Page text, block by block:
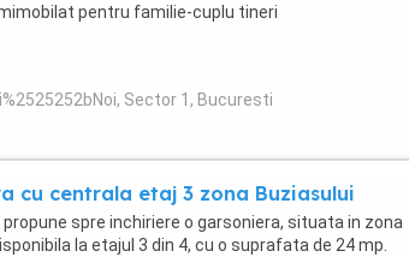
pentru familie-cuplu tineri
Sector 1, Bucuresti
cu centrala etaj 3 zona Buziasului
propune spre inchiriere o garsoniera, situata in zona
la etajul 3 din 4, cu o suprafata de 24 mp.